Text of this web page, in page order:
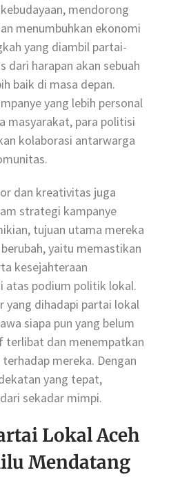
mendorong
menumbuhkan ekonomi
yang diambil partai-
dari harapan akan sebuah
baik di masa depan.
yang lebih personal
masyarakat, para politisi
kolaborasi antarwarga
dan kreativitas juga
strategi kampanye
tujuan utama mereka
yaitu memastikan
kesejahteraan
atas podium politik lokal.
yang dihadapi partai lokal
siapa pun yang belum
terlibat dan menempatkan
mereka. Dengan
yang tepat,
sekadar mimpi.
Lokal Aceh
Mendatang